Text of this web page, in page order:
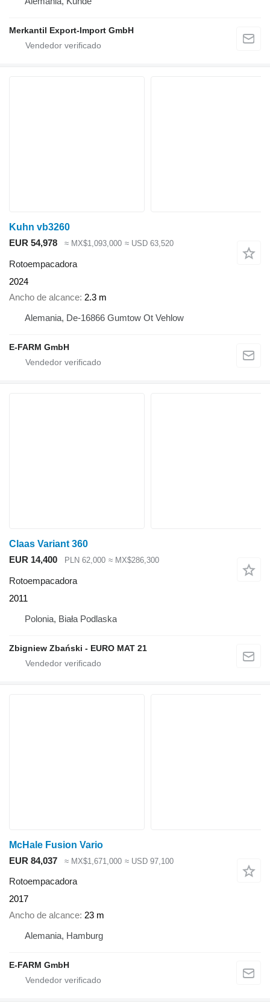
Merkantil Export-Import GmbH
Kuhn vb3260
EUR 54,978
≈ MX$1,093,000 ≈ USD 63,520
Rotoempacadora
2024
Ancho de alcance 2.3 m
Alemania, De-16866 Gumtow Ot Vehlow
E-FARM GmbH
Claas Variant 360
EUR 14,400
PLN 62,000 ≈ MX$286,300
Rotoempacadora
2011
Polonia, Biała Podlaska
Zbigniew Zbański - EURO MAT 21
McHale Fusion Vario
EUR 84,037
≈ MX$1,671,000 ≈ USD 97,100
Rotoempacadora
2017
Ancho de alcance 23 m
Alemania, Hamburg
E-FARM GmbH